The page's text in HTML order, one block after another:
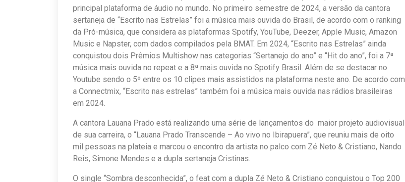
principal plataforma de áudio no mundo. No primeiro semestre de 2024, a versão da cantora
sertaneja de “Escrito nas Estrelas” foi a música mais ouvida do Brasil, de acordo com o ranking
da Pró-música, que considera as plataformas Spotify, YouTube, Deezer, Apple Music, Amazon
Music e Napster, com dados compilados pela BMAT. Em 2024, “Escrito nas Estrelas” ainda
conquistou dois Prêmios Multishow nas categorias “Sertanejo do ano” e “Hit do ano”, foi a 7ª
música mais ouvida no repeat e a 8ª mais ouvida no Spotify Brasil. Além de se destacar no
Youtube sendo o 5º entre os 10 clipes mais assistidos na plataforma neste ano. De acordo com
a Connectmix, “Escrito nas estrelas” também foi a música mais ouvida nas rádios brasileiras
em 2024.
A cantora Lauana Prado está realizando uma série de lançamentos do maior projeto audiovisual
de sua carreira, o “Lauana Prado Transcende – Ao vivo no Ibirapuera”, que reuniu mais de oito
mil pessoas na plateia e marcou o encontro da artista no palco com Zé Neto & Cristiano, Nando
Reis, Simone Mendes e a dupla sertaneja Cristinas.
O single “Sombra desconhecida”, o feat com a dupla Zé Neto & Cristiano conquistou o Top 200